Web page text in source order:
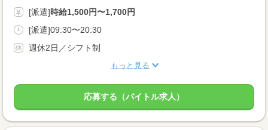
[派遣]時給1,500円〜1,700円
[派遣]09:30〜20:30
週休2日／シフト制
もっと見る
応募する（バイトル求人）